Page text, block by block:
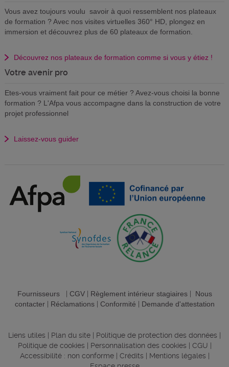
Vous avez toujours voulu savoir à quoi ressemblent nos plateaux
de formation ? Avec nos visites virtuelles 360° HD, plongez en
immersion et découvrez plus de 60 plateaux de formation.
Découvrez nos plateaux de formation comme si vous y étiez !
Votre avenir pro
Etes-vous vraiment fait pour ce métier ? Avez-vous choisi la bonne
formation ? L'Afpa vous accompagne dans la construction de votre
projet professionnel
Laissez-vous guider
Fournisseurs| CGV| Règlement intérieur stagiaires| Nous
contacter| Réclamations| Conformité Demande d'attestation
Liens utiles Plan du site Politique de protection des données
Politique de cookies
Personnalisation des cookies CGU
Accessibilité : non conforme| Crédits Mentions légales